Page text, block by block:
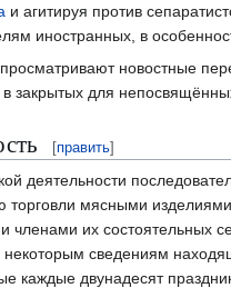
и агитируя против
иностранных, в
новостные
закрытых для
[править]
деятельности
торговли мясными
членами их состоятельных
сведениям
каждые двунадесят